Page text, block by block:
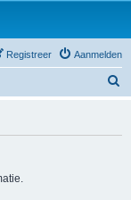
Aanmelden
Registreer